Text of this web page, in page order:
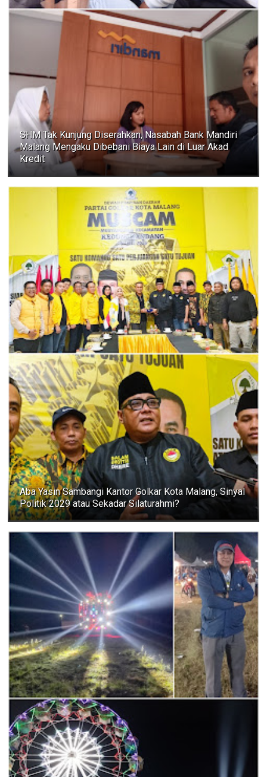
SHM Tak Kunjung Diserahkan, Nasabah Bank Mandiri
Malang Mengaku Dibebani Biaya Lain di Luar Akad
Kredit
Aba Yasin Sambangi Kantor Golkar Kota Malang, Sinyal
Politik 2029 atau Sekadar Silaturahmi?